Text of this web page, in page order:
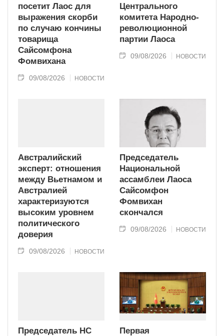
посетит Лаос для
выражения скорби
по случаю кончины
товарища
Сайсомфона
Фомвихана
09/08/2026 НОВОСТИ
Центрального
комитета Народно-
революционной
партии Лаоса
09/08/2026 НОВОСТИ
Австралийский
эксперт: отношения
между Вьетнамом и
Австралией
характеризуются
высоким уровнем
политического
доверия
09/08/2026 НОВОСТИ
Председатель
Национальной
ассамблеи Лаоса
Сайсомфон
Фомвихан
скончался
09/08/2026 НОВОСТИ
Председатель НС
Первая